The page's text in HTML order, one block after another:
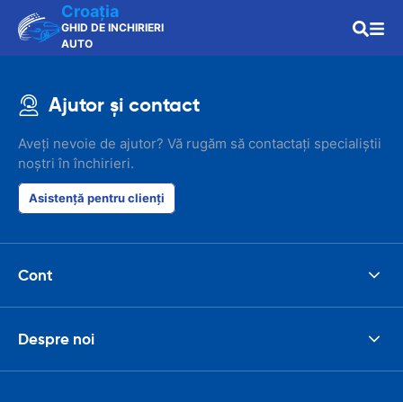
Croaţia
GHID DE INCHIRIERI
AUTO
Ajutor și contact
Aveți nevoie de ajutor? Vă rugăm să contactați specialiștii
noștri în închirieri.
Asistență pentru clienți
Cont
Despre noi